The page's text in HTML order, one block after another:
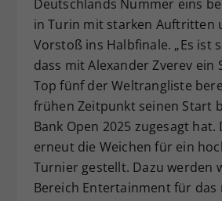
Deutschlands Nummer eins
in Turin mit starken Auftritten
Vorstoß ins Halbfinale. „Es ist
dass mit Alexander Zverev ein
Top fünf der Weltrangliste
frühen Zeitpunkt seinen Start
Bank Open 2025 zugesagt hat.
erneut die Weichen für ein
Turnier gestellt. Dazu werden
Bereich Entertainment für das